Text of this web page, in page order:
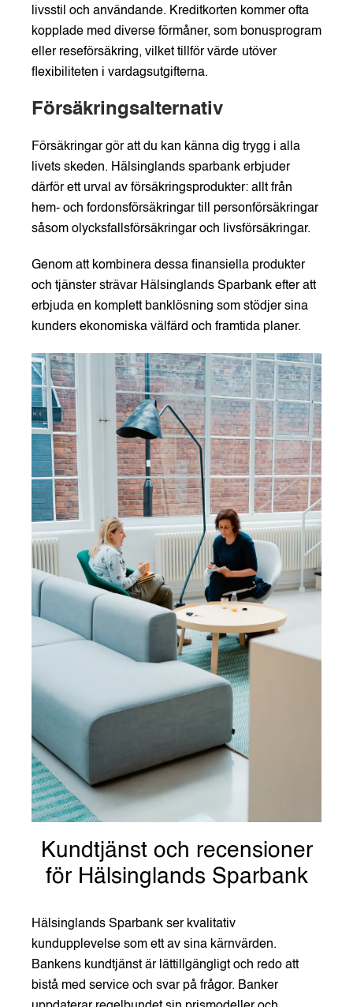
livsstil och användande. Kreditkorten kommer ofta
kopplade med diverse förmåner, som bonusprogram
eller reseförsäkring, vilket tillför värde utöver
flexibiliteten i vardagsutgifterna.
Försäkringsalternativ
Försäkringar gör att du kan känna dig trygg i alla
livets skeden. Hälsinglands sparbank erbjuder
därför ett urval av försäkringsprodukter: allt från
hem- och fordonsförsäkringar till personförsäkringar
såsom olycksfallsförsäkringar och livsförsäkringar.
Genom att kombinera dessa finansiella produkter
och tjänster strävar Hälsinglands Sparbank efter att
erbjuda en komplett banklösning som stödjer sina
kunders ekonomiska välfärd och framtida planer.
Kundtjänst och recensioner
för Hälsinglands Sparbank
Hälsinglands Sparbank ser kvalitativ
kundupplevelse som ett av sina kärnvärden.
Bankens kundtjänst är lättillgängligt och redo att
bistå med service och svar på frågor. Banker